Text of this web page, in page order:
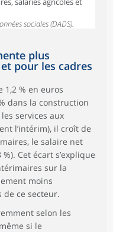
sociales (DADS).
plus
pour les cadres
1,2 % en euros
dans la construction
services aux
l’intérim), il croît de
le salaire net
Cet écart s’explique
sur la
moins
de ce secteur.
selon les
si le